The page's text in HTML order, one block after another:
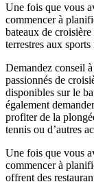
Une fois que vous
commencer à
bateaux de
terrestres aux sports
Demandez conseil
passionnés de
disponibles sur le
également
profiter de la
tennis ou d’autres
Une fois que vous
commencer à
offrent des